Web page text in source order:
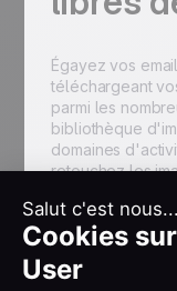
Égayez vos
téléchargeant
parmi les
bibliothèque
domaines
retouchez les
Ajout